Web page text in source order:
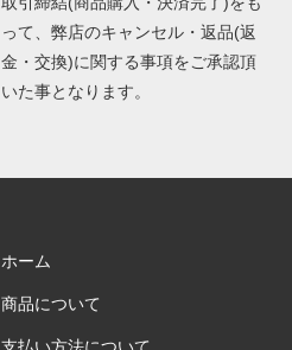
って、弊店のキャンセル・返品(返
金・交換)に関する事項をご承認頂
いた事となります。
ホーム
商品について